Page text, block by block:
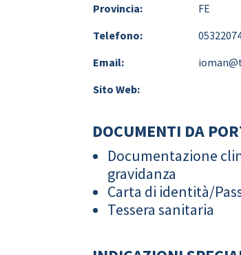
Provincia:
FE
Telefono:
Email:
Sito Web:
DOCUMENTI DA
Documentazione
gravidanza
Carta di identità/
Tessera sanitaria